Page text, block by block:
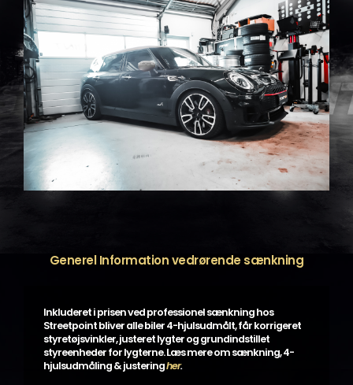
Generel Information vedrørende sænkning
Inkluderet i prisen ved professionel sænkning hos
Streetpoint bliver alle biler 4-hjulsudmålt, får korrigeret
styretøjsvinkler, justeret lygter og grundindstillet
styreenheder for lygterne. Læs mere om sænkning, 4-
hjulsudmåling & justeringher.